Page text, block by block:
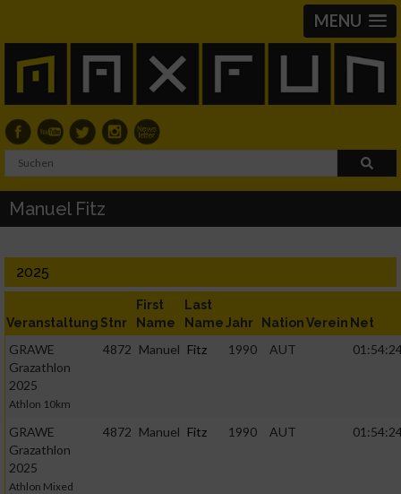
MENU
Manuel Fitz
2025
Veranstaltung Stnr
First
Name
Last
NameJahr NationVerein Net
GRAWE
Grazathlon
2025
Athlon 10km
4872 Manuel Fitz 1990 AUT
GRAWE
Grazathlon
2025
Athlon Mixed
4872 Manuel Fitz 1990 AUT